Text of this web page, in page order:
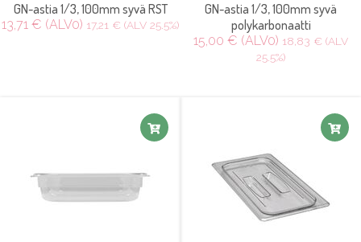
GN-astia 1/3, 100mm syvä RST
13,71 € (ALV0) 17,21 € (ALV 25.5%)
GN-astia 1/3, 100mm syvä
polykarbonaatti
15,00 € (ALV0) 18,83 € (ALV
25.5%)